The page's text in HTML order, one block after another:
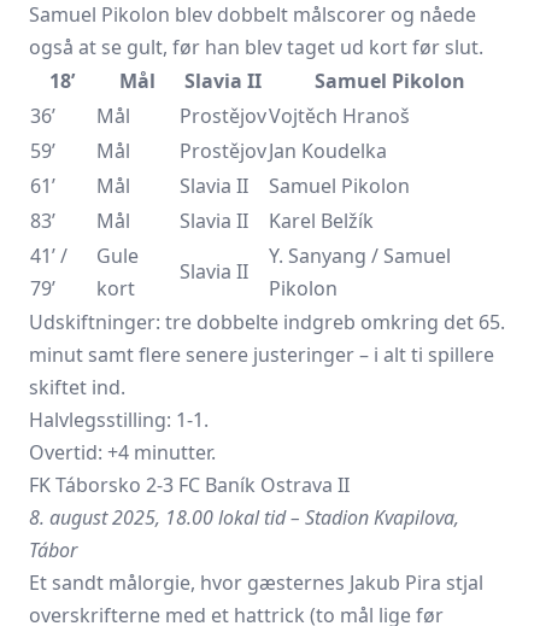
Samuel Pikolon blev dobbelt målscorer og nåede
også at se gult, før han blev taget ud kort før slut.
18’
Mål Slavia II
Samuel Pikolon
36’
Mål ProstějovVojtěch Hranoš
59’
Mål ProstějovJan Koudelka
61’
Mål Slavia II
Samuel Pikolon
83’
Mål Slavia II
Karel Belžík
41’ /
79’
Gule
kort
Slavia II
Y. Sanyang / Samuel
Pikolon
Udskiftninger: tre dobbelte indgreb omkring det 65.
minut samt flere senere justeringer – i alt ti spillere
skiftet ind.
Halvlegsstilling: 1-1.
Overtid: +4 minutter.
FK Táborsko 2-3 FC Baník Ostrava II
8. august 2025, 18.00 lokal tid – Stadion Kvapilova,
Tábor
Et sandt målorgie, hvor gæsternes Jakub Pira stjal
overskrifterne med et hattrick (to mål lige før